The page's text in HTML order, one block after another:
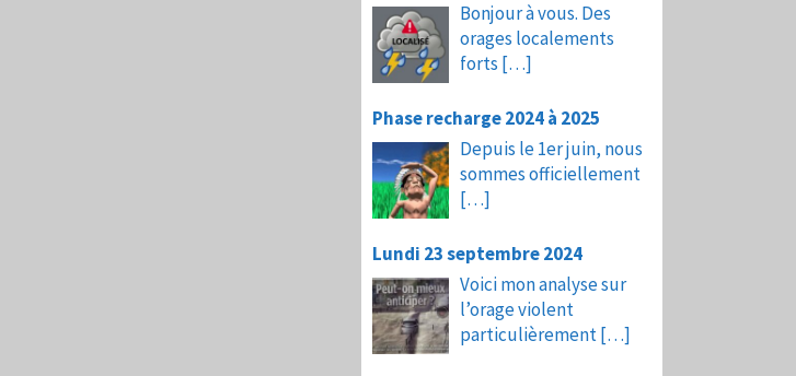
Bonjour à vous. Des
orages localements
forts […]
Phase recharge 2024 à 2025
Depuis le 1er juin, nous
sommes officiellement
[…]
Lundi 23 septembre 2024
Voici mon analyse sur
l’orage violent
particulièrement[…]